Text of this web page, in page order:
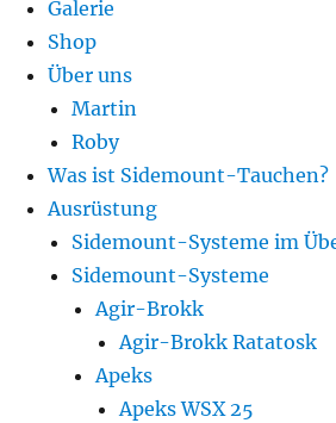
Galerie
Shop
Über uns
Martin
Roby
Was ist Sidemount-Tauchen?
Ausrüstung
Sidemount-Systeme im
Sidemount-Systeme
Agir-Brokk
Agir-Brokk Ratatosk
Apeks
Apeks WSX 25